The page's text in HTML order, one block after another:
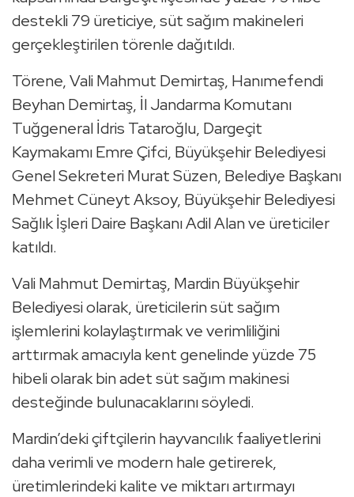
destekli 79 üreticiye, süt sağım makineleri
gerçekleştirilen törenle dağıtıldı.
Törene, Vali Mahmut Demirtaş, Hanımefendi
Beyhan Demirtaş, İl Jandarma Komutanı
Tuğgeneral İdris Tataroğlu, Dargeçit
Kaymakamı Emre Çifci, Büyükşehir Belediyesi
Genel Sekreteri Murat Süzen, Belediye Başkanı
Mehmet Cüneyt Aksoy, Büyükşehir Belediyesi
Sağlık İşleri Daire Başkanı Adil Alan ve üreticiler
katıldı.
Vali Mahmut Demirtaş, Mardin Büyükşehir
Belediyesi olarak, üreticilerin süt sağım
işlemlerini kolaylaştırmak ve verimliliğini
arttırmak amacıyla kent genelinde yüzde 75
hibeli olarak bin adet süt sağım makinesi
desteğinde bulunacaklarını söyledi.
Mardin’deki çiftçilerin hayvancılık faaliyetlerini
daha verimli ve modern hale getirerek,
üretimlerindeki kalite ve miktarı artırmayı